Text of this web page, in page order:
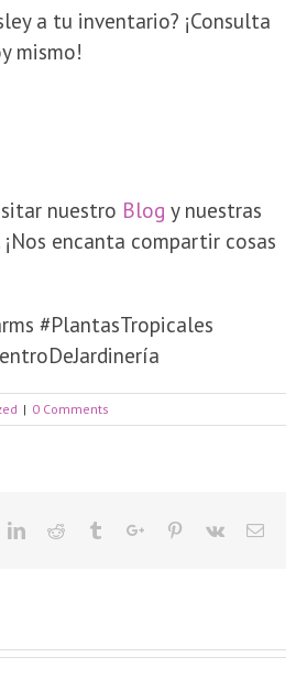
a tu inventario? ¡Consulta
mismo!
nuestro Blog y nuestras
¡Nos encanta compartir cosas
#PlantasTropicales
| 0 Comments
LinkedinReddit TumblrGoogle+Pinterest
Vk Email